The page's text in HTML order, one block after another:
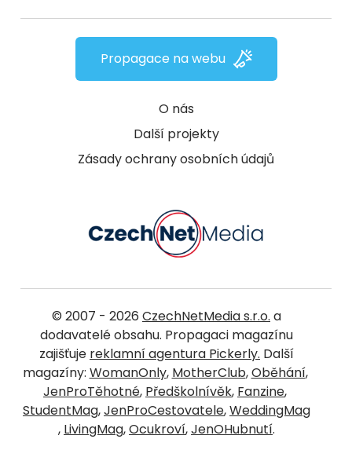
O nás
Další projekty
Zásady ochrany osobních údajů
Propagace na webu
© 2007 - 2026 CzechNetMedia s.r.o. a
dodavatelé obsahu. Propagaci magazínu
zajišťuje reklamní agentura Pickerly. Další
magazíny: WomanOnly, MotherClub,Oběhání,
JenProTěhotné, Předškolnívěk, Fanzine,
StudentMag,JenProCestovatele,WeddingMag
, LivingMag,Ocukroví,JenOHubnutí.